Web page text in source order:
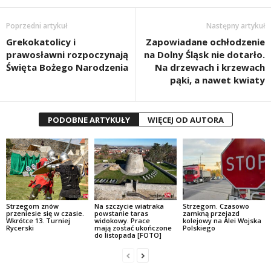
Poprzedni artykuł
Grekokatolicy i
prawosławni rozpoczynają
Święta Bożego Narodzenia
Następny artykuł
Zapowiadane ochłodzenie
na Dolny Śląsk nie dotarło.
Na drzewach i krzewach
pąki, a nawet kwiaty
PODOBNE ARTYKUŁY WIĘCEJ OD AUTORA
Strzegom znów
przeniesie się w czasie.
Wkrótce 13. Turniej
Rycerski
Na szczycie wiatraka
powstanie taras
widokowy. Prace
mają zostać ukończone
do listopada [FOTO]
Strzegom. Czasowo
zamkną przejazd
kolejowy na Alei Wojska
Polskiego